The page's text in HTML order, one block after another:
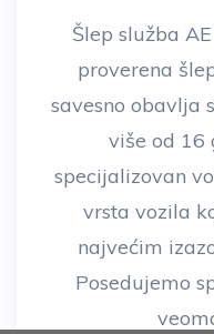
Šlep služba
proverena
savesno obavlja
više od 16
specijalizovan
vrsta vozila
najvećim
Posedujemo